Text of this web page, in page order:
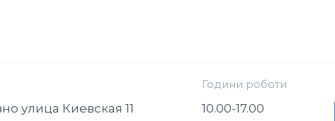
улица Киевская 11
Години роботи
10.00-17.00